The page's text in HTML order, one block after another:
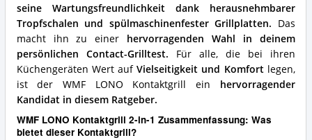
seine Wartungsfreundlichkeit dank herausnehmbarer
Tropfschalen und spülmaschinenfester Grillplatten. Das
macht ihn zu einer hervorragenden Wahl in deinem
persönlichen Contact-Grilltest. Für alle, die bei ihren
Küchengeräten Wert aufVielseitigkeit und Komfortlegen,
ist der WMF LONO Kontaktgrill ein hervorragender
Kandidat in diesem Ratgeber.
WMF LONO Kontaktgrill 2-in-1 Zusammenfassung: Was
bietet dieser Kontaktgrill?